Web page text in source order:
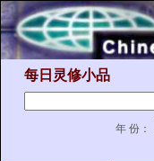
每日灵修小品
年 份：